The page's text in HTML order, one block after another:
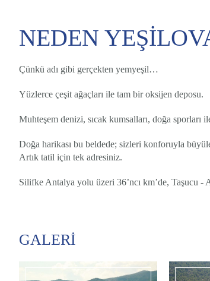
NEDEN
Çünkü adı gibi gerçekten yemyeşil…
Yüzlerce çeşit ağaçları ile tam bir oksijen deposu.
Muhteşem denizi, sıcak kumsalları, doğa
Doğa harikası bu beldede; sizleri konforuyla
Artık tatil için tek adresiniz.
Silifke Antalya yolu üzeri 36’ncı km’de, Taşucu -
GALERİ